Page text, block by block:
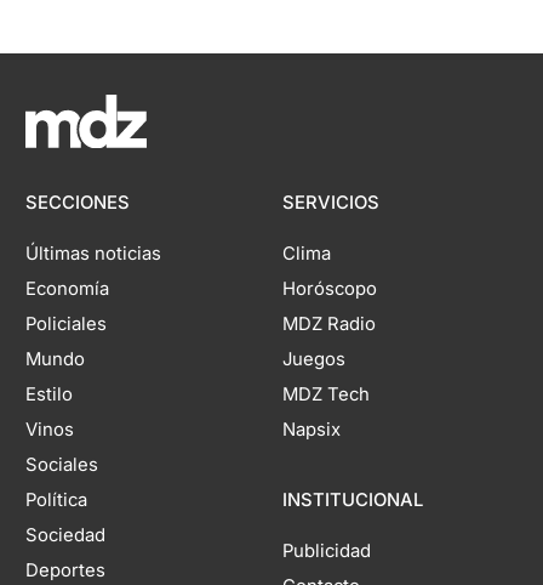
SECCIONES
Últimas noticias
Economía
Policiales
Mundo
Estilo
Vinos
Sociales
Política
Sociedad
Deportes
SERVICIOS
Clima
Horóscopo
MDZ Radio
Juegos
MDZ Tech
Napsix
INSTITUCIONAL
Publicidad